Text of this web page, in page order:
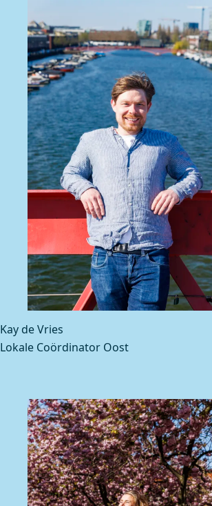
Kay de Vries
Lokale Coördinator Oost